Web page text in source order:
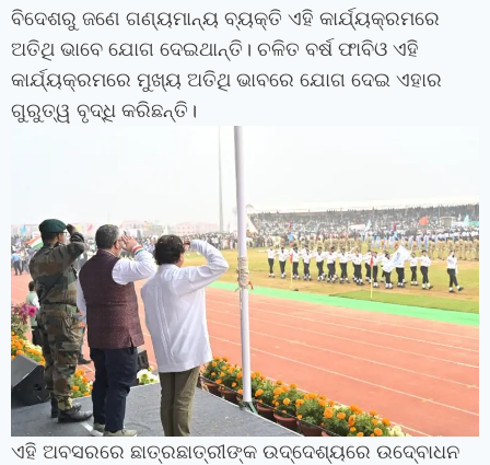
ବିଦେଶରୁ ଜଣେ ଗଣ୍ୟମାନ୍ୟ ବ୍ୟକ୍ତି ଏହି କାର୍ଯ୍ୟକ୍ରମରେ
ଅତିଥି ଭାବେ ଯୋଗ ଦେଇଥାନ୍ତି। ଚଳିତ ବର୍ଷ ଫାବିଓ ଏହି
କାର୍ଯ୍ୟକ୍ରମରେ ମୁଖ୍ୟ ଅତିଥି ଭାବରେ ଯୋଗ ଦେଇ ଏହାର
ଗୁରୁତ୍ୱ ବୃଦ୍ଧି କରିଛନ୍ତି।
ଏହି ଅବସରରେ ଛାତ୍ରଛାତ୍ରୀଙ୍କ ଉଦ୍ଦେଶ୍ୟରେ ଉଦ୍‍ବୋଧନ